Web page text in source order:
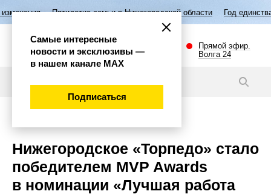
Пятилетие семьи в Нижегородской области Год единства народов
Прямой эфир.
Волга 24
Нижегородское «Торпедо» стало
победителем MVP Awards
в номинации «Лучшая работа
Самые интересные
новости и эксклюзивы —
в нашем канале МАХ
Подписаться